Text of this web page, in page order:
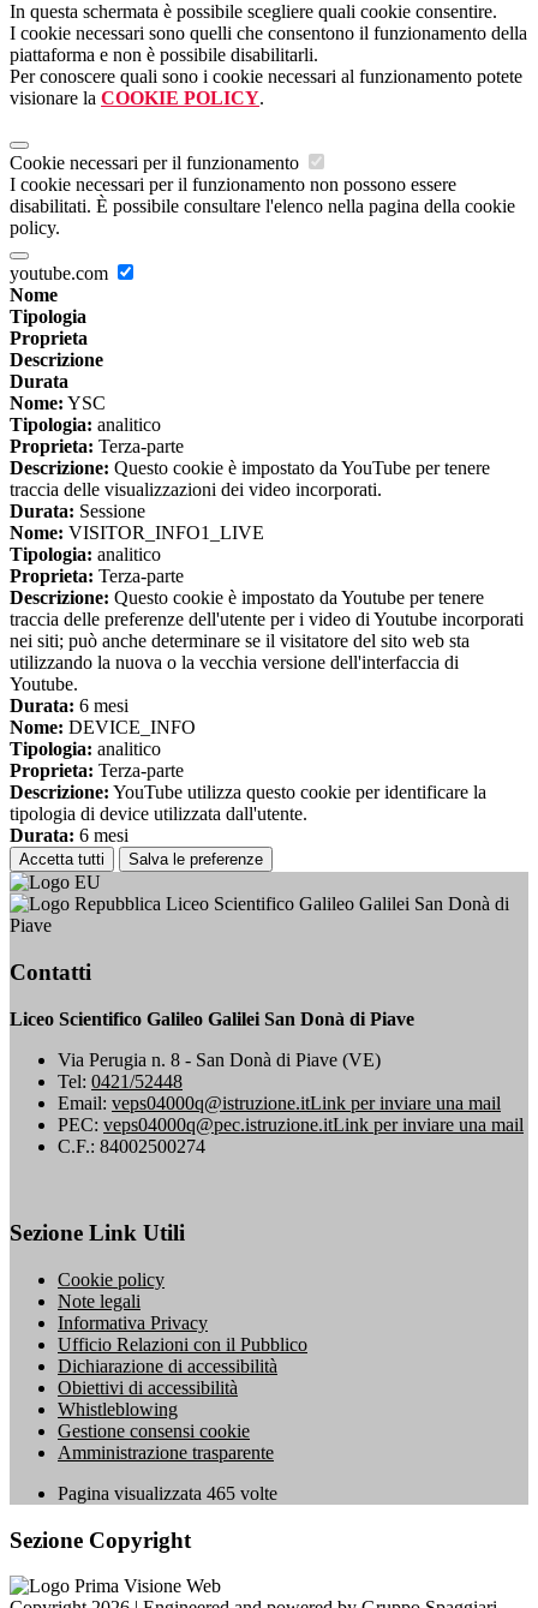
In questa schermata è possibile scegliere quali cookie consentire.
I cookie necessari sono quelli che consentono il funzionamento della
piattaforma e non è possibile disabilitarli.
Per conoscere quali sono i cookie necessari al funzionamento potete
visionare la COOKIE POLICY.
Cookie necessari per il funzionamento
I cookie necessari per il funzionamento non possono essere
disabilitati. È possibile consultare l'elenco nella pagina della cookie
policy.
youtube.com
Nome
Tipologia
Proprieta
Descrizione
Durata
Nome: YSC
Tipologia: analitico
Proprieta: Terza-parte
Descrizione: Questo cookie è impostato da YouTube per tenere
traccia delle visualizzazioni dei video incorporati.
Durata: Sessione
Nome: VISITOR_INFO1_LIVE
Tipologia: analitico
Proprieta: Terza-parte
Descrizione: Questo cookie è impostato da Youtube per tenere
traccia delle preferenze dell'utente per i video di Youtube incorporati
nei siti; può anche determinare se il visitatore del sito web sta
utilizzando la nuova o la vecchia versione dell'interfaccia di
Youtube.
Durata: 6 mesi
Nome: DEVICE_INFO
Tipologia: analitico
Proprieta: Terza-parte
Descrizione: YouTube utilizza questo cookie per identificare la
tipologia di device utilizzata dall'utente.
Durata: 6 mesi
Accetta tutti Salva le preferenze
Liceo Scientifico Galileo Galilei San Donà di
Piave
Contatti
Liceo Scientifico Galileo Galilei San Donà di Piave
Via Perugia n. 8 - San Donà di Piave (VE)
Tel: 0421/52448
Email: veps04000q@istruzione.itLink per inviare una mail
PEC: veps04000q@pec.istruzione.itLink per inviare una mail
C.F.: 84002500274
Sezione Link Utili
Cookie policy
Note legali
Informativa Privacy
Ufficio Relazioni con il Pubblico
Dichiarazione di accessibilità
Obiettivi di accessibilità
Whistleblowing
Gestione consensi cookie
Amministrazione trasparente
Pagina visualizzata 465 volte
Sezione Copyright